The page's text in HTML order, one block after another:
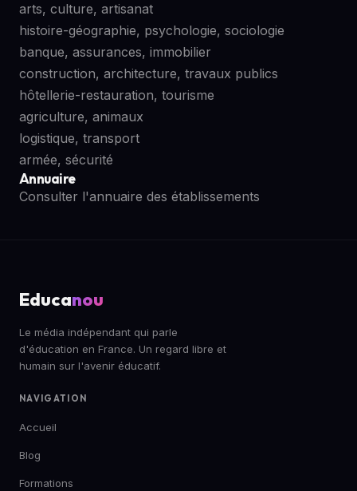
arts, culture, artisanat
histoire-géographie, psychologie, sociologie
banque, assurances, immobilier
construction, architecture, travaux publics
hôtellerie-restauration, tourisme
agriculture, animaux
logistique, transport
armée, sécurité
Annuaire
Consulter l'annuaire des établissements
Educanou
Le média indépendant qui parle
d'éducation en France. Un regard libre et
humain sur l'avenir éducatif.
NAVIGATION
Accueil
Blog
Formations